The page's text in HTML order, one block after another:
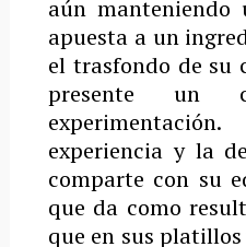
aún
apuesta a un
el trasfondo de su
presente un
experimentación.
experiencia y la
comparte con su
que da como
que en sus